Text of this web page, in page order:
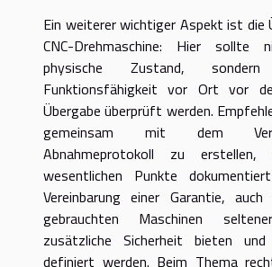
Ein weiterer wichtiger Aspekt ist die
CNC-Drehmaschine: Hier
physische Zustand,
Funktionsfähigkeit vor Ort vor
Übergabe überprüft werden.
gemeinsam mit dem
Abnahmeprotokoll zu
wesentlichen Punkte
Vereinbarung einer Garantie,
gebrauchten Maschinen
zusätzliche Sicherheit bieten
definiert werden. Beim Thema